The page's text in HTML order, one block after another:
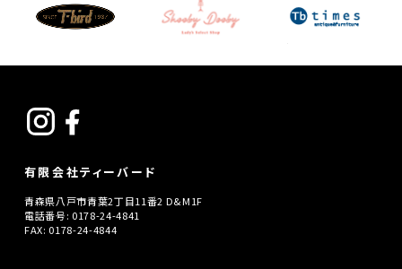
有限会社ティーバード
青森県八戸市青葉2丁目11番2 D&M1F
電話番号: 0178-24-4841
FAX: 0178-24-4844